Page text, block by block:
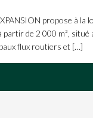
propose à la
partir de 2 000 m²,
flux routiers et […]